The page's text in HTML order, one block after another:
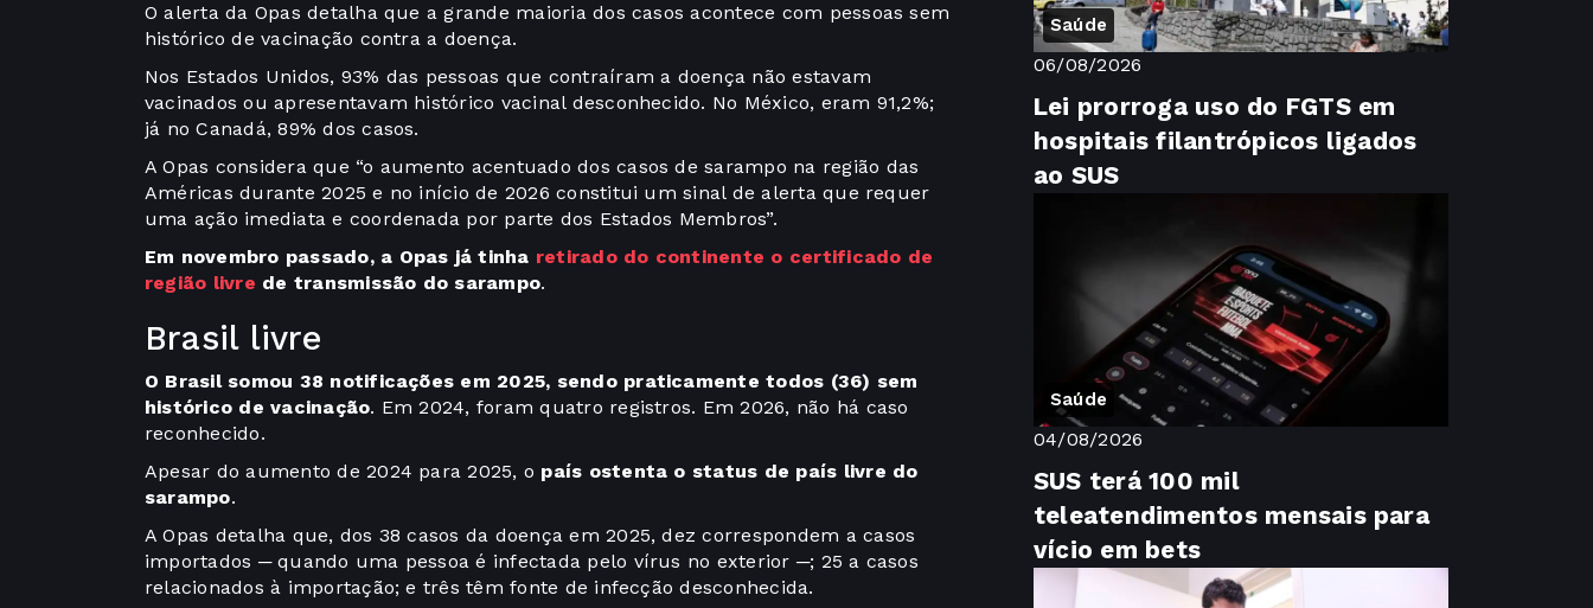
O alerta da Opas detalha que a grande maioria dos casos acontece com pessoas sem
histórico de vacinação contra a doença.
Nos Estados Unidos, 93% das pessoas que contraíram a doença não estavam
vacinados ou apresentavam histórico vacinal desconhecido. No México, eram 91,2%;
já no Canadá, 89% dos casos.
A Opas considera que “o aumento acentuado dos casos de sarampo na região das
Américas durante 2025 e no início de 2026 constitui um sinal de alerta que requer
uma ação imediata e coordenada por parte dos Estados Membros”.
Em novembro passado, a Opas já tinha retirado do continente o certificado de
região livre de transmissão do sarampo.
Brasil livre
O Brasil somou 38 notificações em 2025, sendo praticamente todos (36) sem
histórico de vacinação. Em 2024, foram quatro registros. Em 2026, não há caso
reconhecido.
Apesar do aumento de 2024 para 2025, o país ostenta o status de país livre do
sarampo.
A Opas detalha que, dos 38 casos da doença em 2025, dez correspondem a casos
importados ─ quando uma pessoa é infectada pelo vírus no exterior ─; 25 a casos
relacionados à importação; e três têm fonte de infecção desconhecida.
Saúde
06/08/2026
Lei prorroga uso do FGTS em
hospitais filantrópicos ligados
ao SUS
Saúde
04/08/2026
SUS terá 100 mil
teleatendimentos mensais para
vício em bets